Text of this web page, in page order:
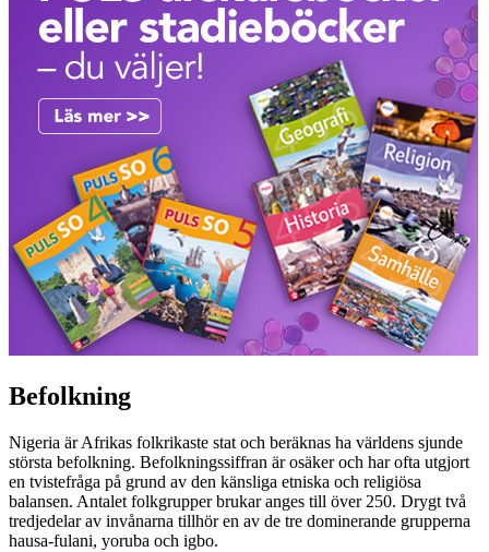
Befolkning
Nigeria är Afrikas folkrikaste stat och beräknas ha världens sjunde
största befolkning. Befolkningssiffran är osäker och har ofta utgjort
en tvistefråga på grund av den känsliga etniska och religiösa
balansen. Antalet folkgrupper brukar anges till över 250. Drygt två
tredjedelar av invånarna tillhör en av de tre dominerande grupperna
hausa-fulani, yoruba och igbo.